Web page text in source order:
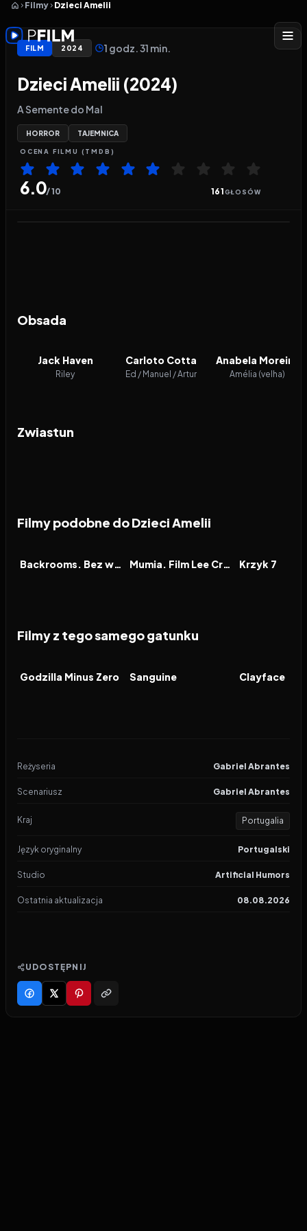
Filmy Dzieci Amelii
FILM 2024 1 godz. 31 min.
Dzieci Amelii (2024)
A Semente do Mal
HORROR TAJEMNICA
OCENA FILMU (TMDB)
6.0/ 10 161GŁOSÓW
Obsada
Jack Haven
Riley
Carloto Cotta
Ed / Manuel / Artur
Anabela Moreira
Amélia (velha)
Zwiastun
Filmy podobne do Dzieci Amelii
FILM Backrooms. Bez wyjścia FILM Mumia. Film Lee Cronina FILM
Krzyk 7
Filmy z tego samego gatunku
FILM
Godzilla Minus Zero FILM
Sanguine FILM
Clayface
Reżyseria Gabriel Abrantes
Scenariusz Gabriel Abrantes
Kraj Portugalia
Język oryginalny Portugalski
Studio Artificial Humors
Ostatnia aktualizacja 08.08.2026
UDOSTĘPNIJ